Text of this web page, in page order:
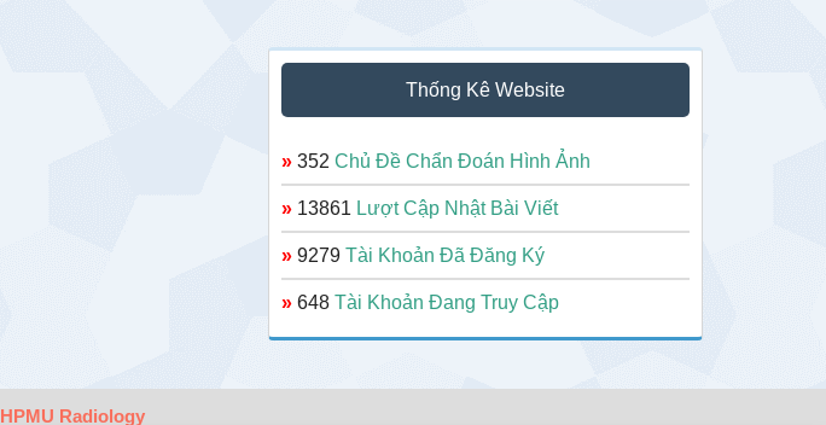
Thống Kê Website
» 352 Chủ Đề Chẩn Đoán Hình Ảnh
» 13861 Lượt Cập Nhật Bài Viết
» 9279 Tài Khoản Đã Đăng Ký
» 648 Tài Khoản Đang Truy Cập
HPMU Radiology